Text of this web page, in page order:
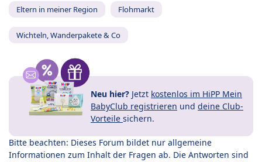
Eltern in meiner Region Flohmarkt
Wichteln, Wanderpakete & Co
Neu hier? Jetzt kostenlos im HiPP Mein
BabyClub registrieren und deine Club-
Vorteile sichern.
Bitte beachten: Dieses Forum bildet nur allgemeine
Informationen zum Inhalt der Fragen ab. Die Antworten sind